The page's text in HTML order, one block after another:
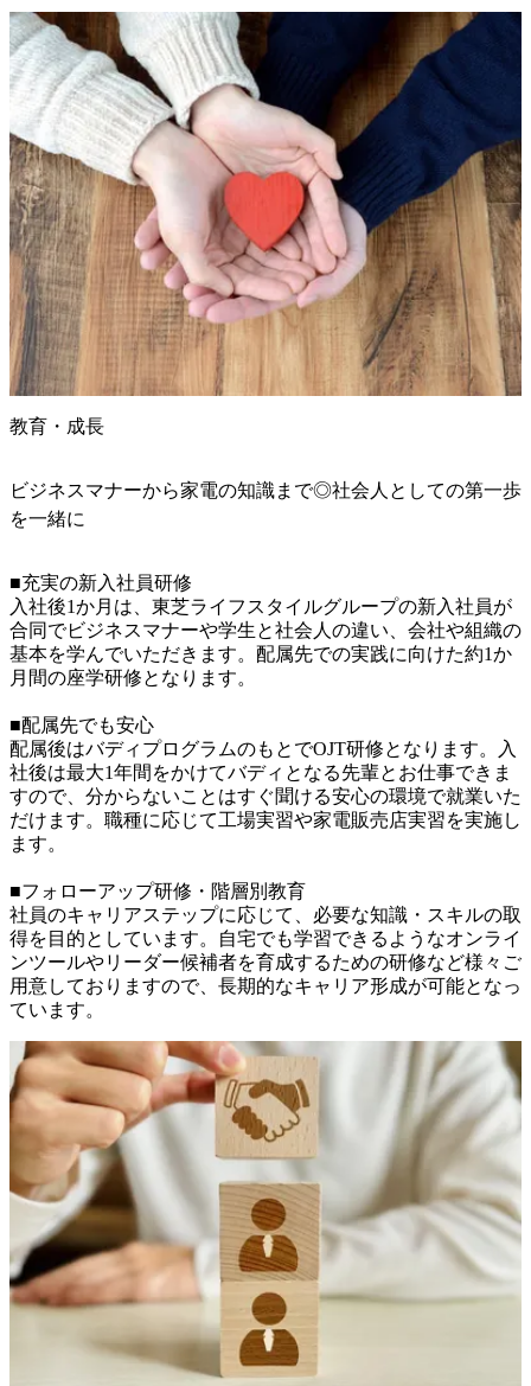
教育・成長
ビジネスマナーから家電の知識まで◎社会人としての第一歩
を一緒に
■充実の新入社員研修
入社後1か月は、東芝ライフスタイルグループの新入社員が
合同でビジネスマナーや学生と社会人の違い、会社や組織の
基本を学んでいただきます。配属先での実践に向けた約1か
月間の座学研修となります。
■配属先でも安心
配属後はバディプログラムのもとでOJT研修となります。入
社後は最大1年間をかけてバディとなる先輩とお仕事できま
すので、分からないことはすぐ聞ける安心の環境で就業いた
だけます。職種に応じて工場実習や家電販売店実習を実施し
ます。
■フォローアップ研修・階層別教育
社員のキャリアステップに応じて、必要な知識・スキルの取
得を目的としています。自宅でも学習できるようなオンライ
ンツールやリーダー候補者を育成するための研修など様々ご
用意しておりますので、長期的なキャリア形成が可能となっ
ています。